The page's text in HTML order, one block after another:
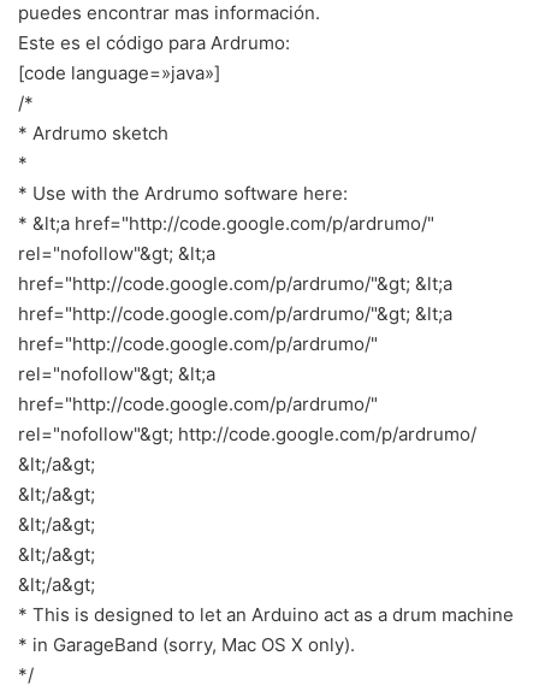
puedes encontrar mas información.
Este es el código para Ardrumo:
[code language=»java»]
/*
* Ardrumo sketch
*
* Use with the Ardrumo software here:
* &lt;a href="http://code.google.com/p/ardrumo/"
rel="nofollow"&gt; &lt;a
href="http://code.google.com/p/ardrumo/"&gt; &lt;a
href="http://code.google.com/p/ardrumo/"&gt; &lt;a
href="http://code.google.com/p/ardrumo/"
rel="nofollow"&gt; &lt;a
href="http://code.google.com/p/ardrumo/"
rel="nofollow"&gt; http://code.google.com/p/ardrumo/
&lt;/a&gt;
&lt;/a&gt;
&lt;/a&gt;
&lt;/a&gt;
&lt;/a&gt;
* This is designed to let an Arduino act as a drum machine
* in GarageBand (sorry, Mac OS X only).
*/